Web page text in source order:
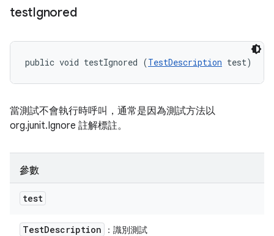
testIgnored
public void testIgnored (TestDescription test)
當測試不會執行時呼叫，通常是因為測試方法以
org.junit.Ignore 註解標註。
參數
test
TestDescription ：識別測試